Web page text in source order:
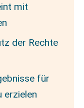
mit
der Rechte
für
erzielen